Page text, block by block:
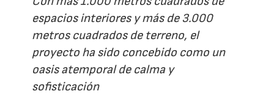
espacios interiores y más de 3.000
metros cuadrados de terreno, el
proyecto ha sido concebido como un
oasis atemporal de calma y
sofisticación